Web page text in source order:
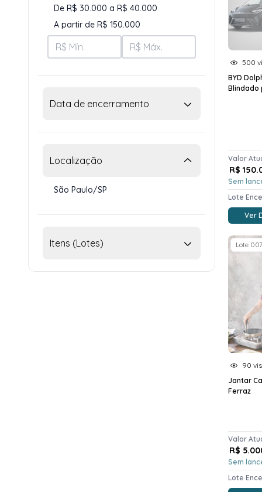
De R$ 30.000 a R$ 40.000
A partir de R$ 150.000
Data de encerramento
Localização
São Paulo/SP
Itens (Lotes)
500
BYD
Blindado
Valor
R$
Sem
Lote
Ver
Lote 007
90
Jantar
Ferraz
Valor
R$
Sem
Lote